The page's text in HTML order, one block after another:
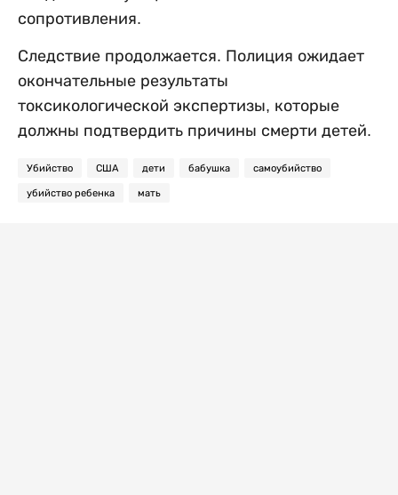
сопротивления.
Следствие продолжается. Полиция ожидает
окончательные результаты
токсикологической экспертизы, которые
должны подтвердить причины смерти детей.
Убийство США дети бабушка самоубийство
убийство ребенка мать